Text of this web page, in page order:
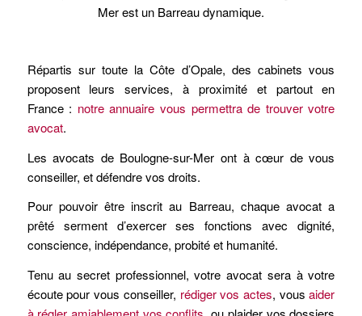
Mer est un Barreau dynamique.
Répartis sur toute la Côte d’Opale, des cabinets vous
proposent leurs services, à proximité et partout en
France : notre annuaire vous permettra de trouver votre
avocat.
Les avocats de Boulogne-sur-Mer ont à cœur de vous
conseiller, et défendre vos droits.
Pour pouvoir être inscrit au Barreau, chaque avocat a
prêté serment d’exercer ses fonctions avec dignité,
conscience, indépendance, probité et humanité.
Tenu au secret professionnel, votre avocat sera à votre
écoute pour vous conseiller, rédiger vos actes, vousaider